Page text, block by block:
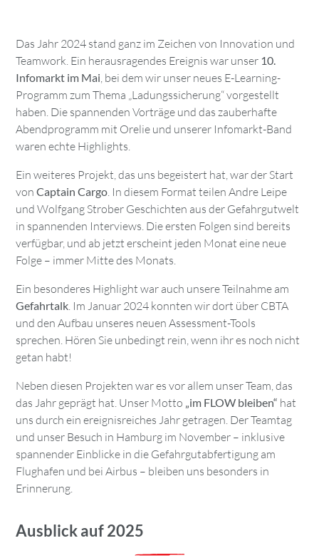
Das Jahr 2024 stand ganz im Zeichen von Innovation und
Teamwork. Ein herausragendes Ereignis war unser 10.
Infomarkt im Mai , bei dem wir unser neues E-Learning-
Programm zum Thema „Ladungssicherung“ vorgestellt
haben. Die spannenden Vorträge und das zauberhafte
Abendprogramm mit Orelie und unserer Infomarkt-Band
waren echte Highlights.
Ein weiteres Projekt, das uns begeistert hat, war der Start
von Captain Cargo . In diesem Format teilen Andre Leipe
und Wolfgang Strober Geschichten aus der Gefahrgutwelt
in spannenden Interviews. Die ersten Folgen sind bereits
verfügbar, und ab jetzt erscheint jeden Monat eine neue
Folge – immer Mitte des Monats.
Ein besonderes Highlight war auch unsere Teilnahme am
Gefahrtalk . Im Januar 2024 konnten wir dort über CBTA
und den Aufbau unseres neuen Assessment-Tools
sprechen. Hören Sie unbedingt rein, wenn ihr es noch nicht
getan habt!
Neben diesen Projekten war es vor allem unser Team, das
das Jahr geprägt hat. Unser Motto „im FLOW bleiben“ hat
uns durch ein ereignisreiches Jahr getragen. Der Teamtag
und unser Besuch in Hamburg im November – inklusive
spannender Einblicke in die Gefahrgutabfertigung am
Flughafen und bei Airbus – bleiben uns besonders in
Erinnerung.
Ausblick auf 2025